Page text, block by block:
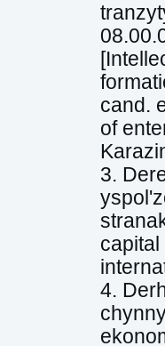
cand.
of
3.
capital
4.